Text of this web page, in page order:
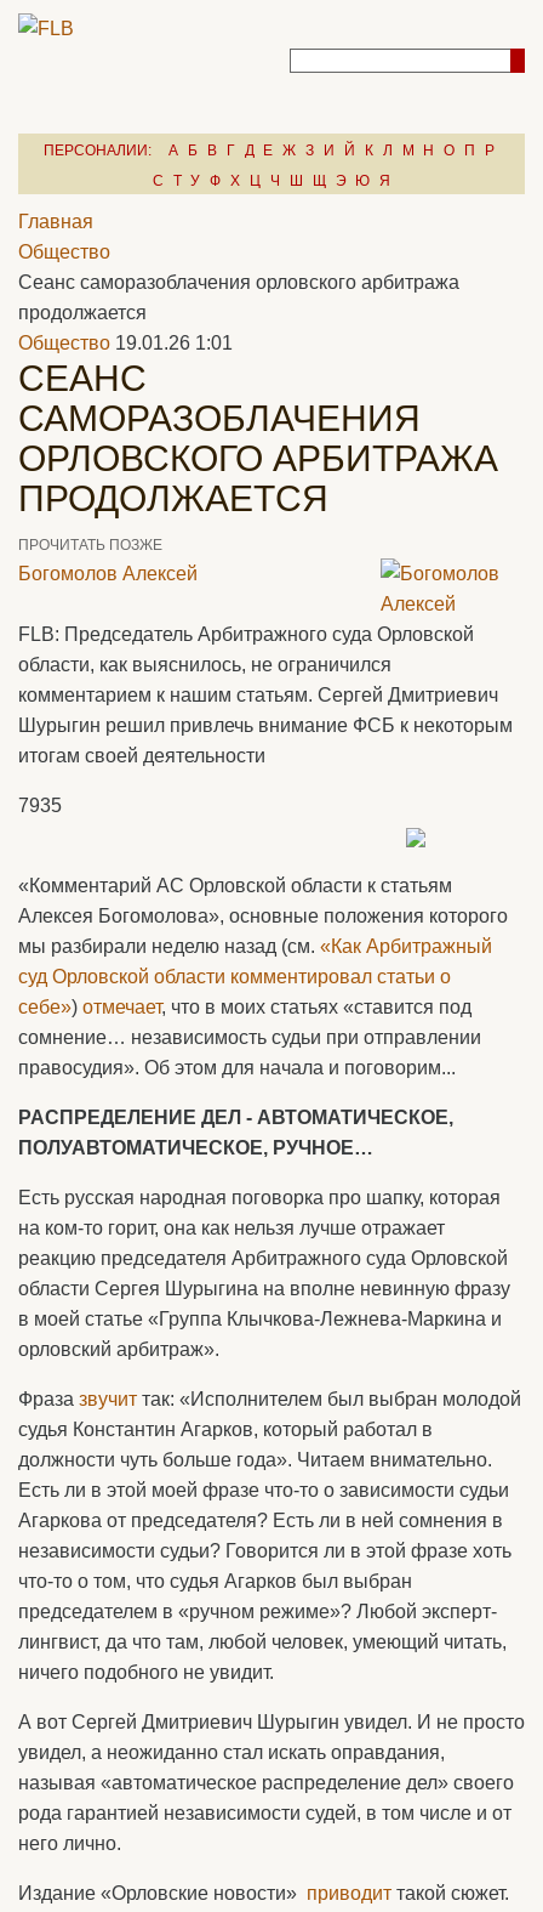
ПЕРСОНАЛИИ: А Б В Г Д Е Ж З И Й К Л М Н О П
Р
С
Т У Ф Х Ц Ч Ш Щ Э Ю Я
Главная
Общество
Cеанс саморазоблачения орловского арбитража
продолжается
Общество 19.01.26 1:01
CЕАНС
САМОРАЗОБЛАЧЕНИЯ
ОРЛОВСКОГО АРБИТРАЖА
ПРОДОЛЖАЕТСЯ
ПРОЧИТАТЬ ПОЗЖЕ
Богомолов Алексей
FLB: Председатель Арбитражного суда Орловской
области, как выяснилось, не ограничился
комментарием к нашим статьям. Сергей Дмитриевич
Шурыгин решил привлечь внимание ФСБ к некоторым
итогам своей деятельности
7935
«Комментарий АС Орловской области к статьям
Алексея Богомолова», основные положения которого
мы разбирали неделю назад (см. «Как Арбитражный
суд Орловской области комментировал статьи о
себе») отмечает, что в моих статьях «ставится под
сомнение… независимость судьи при отправлении
правосудия». Об этом для начала и поговорим...
РАСПРЕДЕЛЕНИЕ ДЕЛ - АВТОМАТИЧЕСКОЕ,
ПОЛУАВТОМАТИЧЕСКОЕ, РУЧНОЕ…
Есть русская народная поговорка про шапку, которая
на ком-то горит, она как нельзя лучше отражает
реакцию председателя Арбитражного суда Орловской
области Сергея Шурыгина на вполне невинную фразу
в моей статье «Группа Клычкова-Лежнева-Маркина и
орловский арбитраж».
Фраза звучит так: «Исполнителем был выбран молодой
судья Константин Агарков, который работал в
должности чуть больше года». Читаем внимательно.
Есть ли в этой моей фразе что-то о зависимости судьи
Агаркова от председателя? Есть ли в ней сомнения в
независимости судьи? Говорится ли в этой фразе хоть
что-то о том, что судья Агарков был выбран
председателем в «ручном режиме»? Любой эксперт-
лингвист, да что там, любой человек, умеющий читать,
ничего подобного не увидит.
А вот Сергей Дмитриевич Шурыгин увидел. И не просто
увидел, а неожиданно стал искать оправдания,
называя «автоматическое распределение дел» своего
рода гарантией независимости судей, в том числе и от
него лично.
Издание «Орловские новости» приводит такой сюжет.